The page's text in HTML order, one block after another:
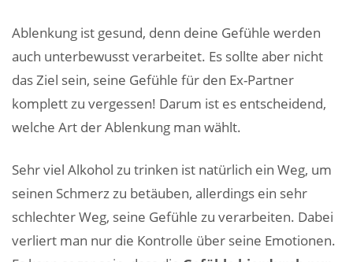
Ablenkung ist gesund, denn deine Gefühle werden
auch unterbewusst verarbeitet. Es sollte aber nicht
das Ziel sein, seine Gefühle für den Ex-Partner
komplett zu vergessen! Darum ist es entscheidend,
welche Art der Ablenkung man wählt.
Sehr viel Alkohol zu trinken ist natürlich ein Weg, um
seinen Schmerz zu betäuben, allerdings ein sehr
schlechter Weg, seine Gefühle zu verarbeiten. Dabei
verliert man nur die Kontrolle über seine Emotionen.